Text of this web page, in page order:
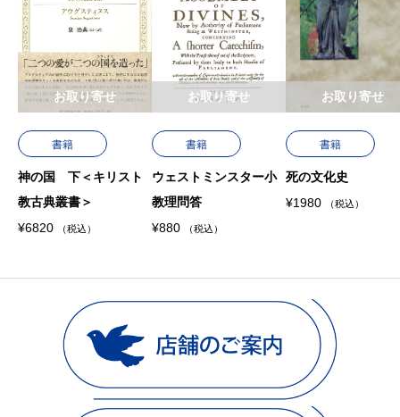
書籍
神の国 下＜キリスト
教古典叢書＞
¥6820 （税込）
お取り寄せ
書籍
ウェストミンスター小
教理問答
¥880 （税込）
お取り寄せ
書籍
死の文化史
¥1980 （税込）
お取り寄せ